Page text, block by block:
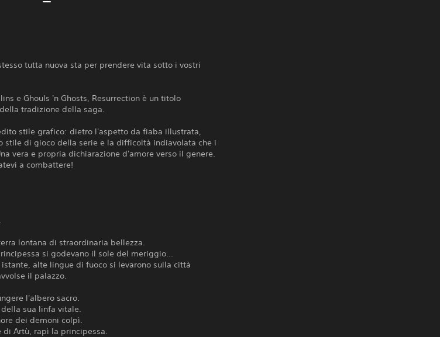
tutta nuova sta per prendere vita sotto i vostri
e Ghouls 'n Ghosts, Resurrection è un titolo
tradizione della saga.
stile grafico: dietro l'aspetto da fiaba illustrata,
stile di gioco della serie e la difficoltà indiavolata che i
vera e propria dichiarazione d'amore verso il genere.
a combattere!
lontana di straordinaria bellezza.
si godevano il sole del meriggio...
alte lingue di fuoco si levarono sulla città
il palazzo.
l'albero sacro.
sua linfa vitale.
dei demoni colpì.
Artù, rapì la principessa.